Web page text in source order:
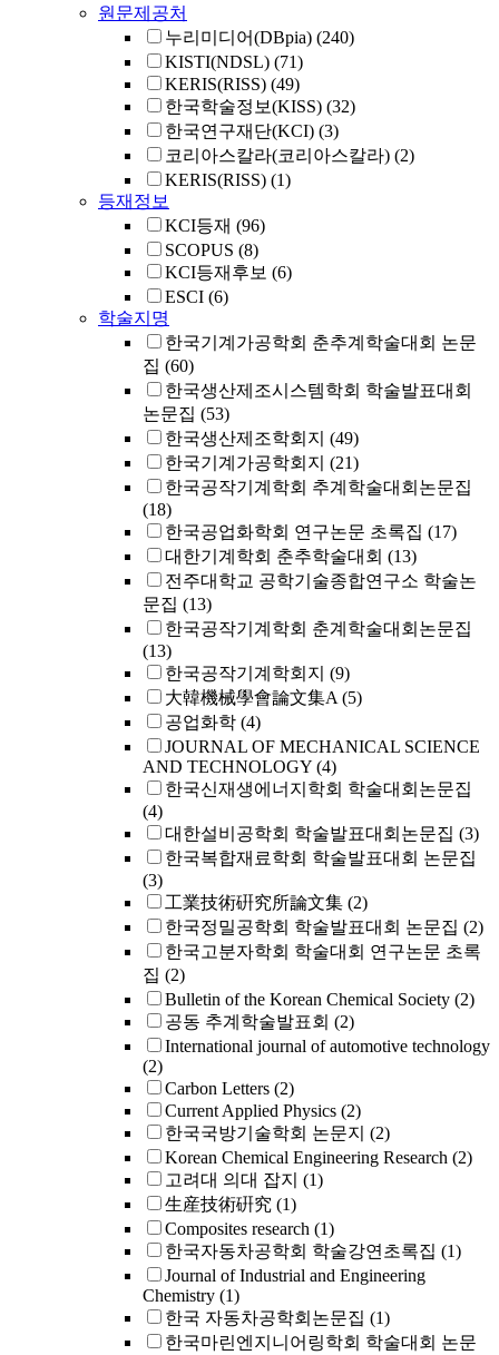
원문제공처
누리미디어(DBpia) (240)
KISTI(NDSL) (71)
KERIS(RISS) (49)
한국학술정보(KISS) (32)
한국연구재단(KCI) (3)
코리아스칼라(코리아스칼라) (2)
KERIS(RISS) (1)
등재정보
KCI등재 (96)
SCOPUS (8)
KCI등재후보 (6)
ESCI (6)
학술지명
한국기계가공학회 춘추계학술대회 논문
집 (60)
한국생산제조시스템학회 학술발표대회
논문집 (53)
한국생산제조학회지 (49)
한국기계가공학회지 (21)
한국공작기계학회 추계학술대회논문집
(18)
한국공업화학회 연구논문 초록집 (17)
대한기계학회 춘추학술대회 (13)
전주대학교 공학기술종합연구소 학술논
문집 (13)
한국공작기계학회 춘계학술대회논문집
(13)
한국공작기계학회지 (9)
大韓機械學會論文集A (5)
공업화학 (4)
JOURNAL OF MECHANICAL SCIENCE
AND TECHNOLOGY (4)
한국신재생에너지학회 학술대회논문집
(4)
대한설비공학회 학술발표대회논문집 (3)
한국복합재료학회 학술발표대회 논문집
(3)
工業技術硏究所論文集 (2)
한국정밀공학회 학술발표대회 논문집 (2)
한국고분자학회 학술대회 연구논문 초록
집 (2)
Bulletin of the Korean Chemical Society (2)
공동 추계학술발표회 (2)
International journal of automotive technology
(2)
Carbon Letters (2)
Current Applied Physics (2)
한국국방기술학회 논문지 (2)
Korean Chemical Engineering Research (2)
고려대 의대 잡지 (1)
生産技術硏究 (1)
Composites research (1)
한국자동차공학회 학술강연초록집 (1)
Journal of Industrial and Engineering
Chemistry (1)
한국 자동차공학회논문집 (1)
한국마린엔지니어링학회 학술대회 논문